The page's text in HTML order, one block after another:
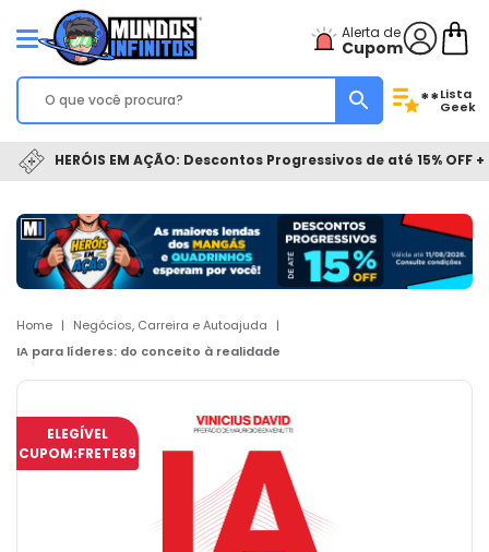
Alerta de
Cupom
**Lista
Geek
HERÓIS EM AÇÃO: Descontos Progressivos de até 15% OFF
Home | Negócios, Carreira e Autoajuda
|
IA para líderes: do conceito à realidade
ELEGÍVEL
CUPOM:FRETE89